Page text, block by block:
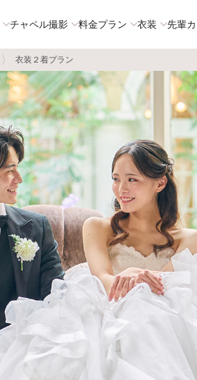
チャペル撮影 料金プラン 衣装 先輩
衣装２着プラン